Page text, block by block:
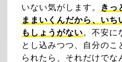
いない気がします。 きっ
ままいくんだから、いち
もしょうがない。不安に
とし込みつつ、自分のこ
られたら、それだけでな